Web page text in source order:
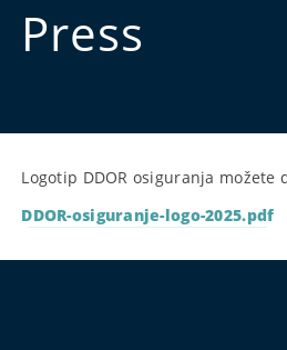
Press
Logotip DDOR osiguranja možete
DDOR-osiguranje-logo-2025.pdf